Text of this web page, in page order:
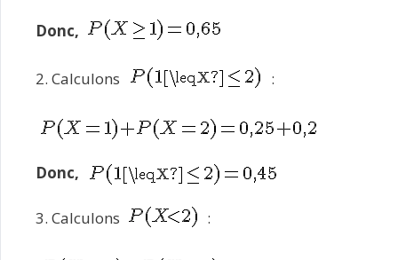
Donc,
2. Calculons :
Donc,
3. Calculons :